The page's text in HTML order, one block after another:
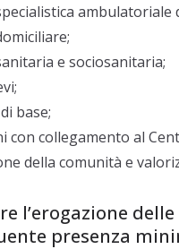
ambulatoriale
e sociosanitaria;
base;
con collegamento al
della comunità e
l’erogazione
presenza